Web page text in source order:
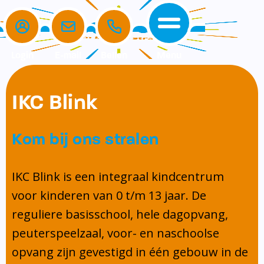
home
de school
missie en kernwaarden
schoolgids
beleid
schooltijden
kalender
de opvang
de opvang
openingstijden
voor ouders
voor ouders
aanmelden nieuwe leerling
ouderbetrokkenheid
ouderbijdrage
medezeggenschapsraad (MR)
klachtenregeling
Contact
Login Bellen
IKC Blink
Kom bij ons stralen
IKC Blink is een integraal kindcentrum
voor kinderen van 0 t/m 13 jaar. De
reguliere basisschool, hele dagopvang,
peuterspeelzaal, voor- en naschoolse
opvang zijn gevestigd in één gebouw in de